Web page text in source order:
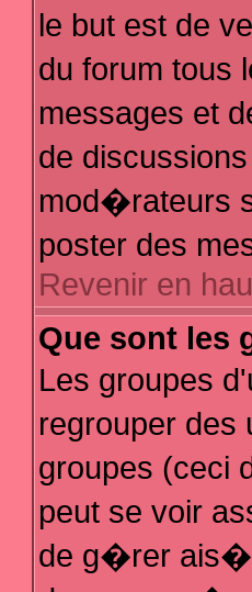
le but est de
du forum tous
messages et
de
mod�rateurs
poster des
Revenir en
Que sont les
Les groupes
regrouper des
groupes (ceci
peut se voir
de g�rer